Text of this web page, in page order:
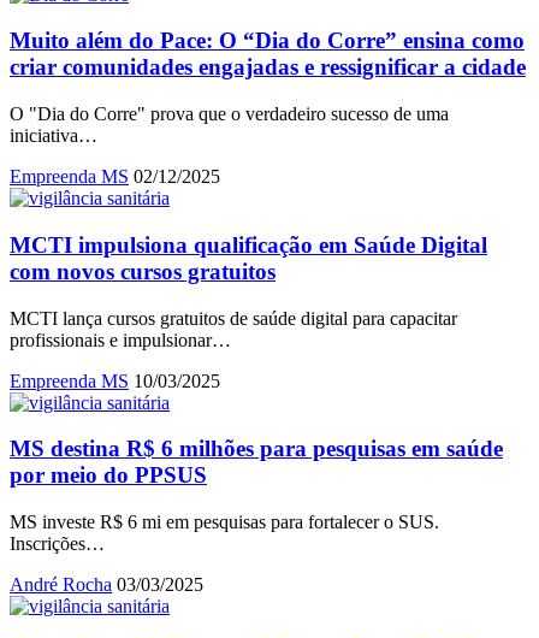
Muito além do Pace: O “Dia do Corre” ensina como
criar comunidades engajadas e ressignificar a cidade
O "Dia do Corre" prova que o verdadeiro sucesso de uma
iniciativa…
Empreenda MS 02/12/2025
MCTI impulsiona qualificação em Saúde Digital
com novos cursos gratuitos
MCTI lança cursos gratuitos de saúde digital para capacitar
profissionais e impulsionar…
Empreenda MS 10/03/2025
MS destina R$ 6 milhões para pesquisas em saúde
por meio do PPSUS
MS investe R$ 6 mi em pesquisas para fortalecer o SUS.
Inscrições…
André Rocha 03/03/2025